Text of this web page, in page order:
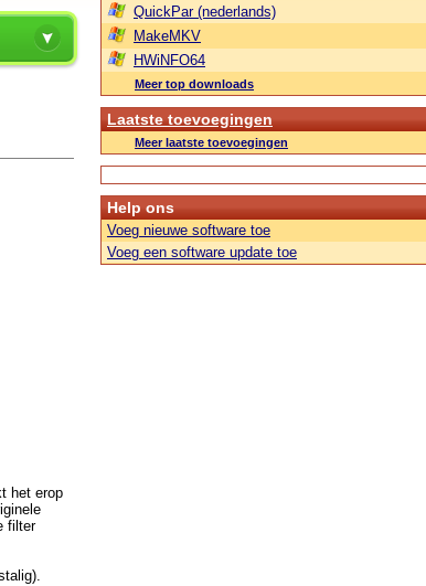
het erop
filter
QuickPar (nederlands)
MakeMKV
HWiNFO64
Meer top downloads
Laatste toevoegingen
Meer laatste toevoegingen
Help ons
Voeg nieuwe software toe
Voeg een software update toe